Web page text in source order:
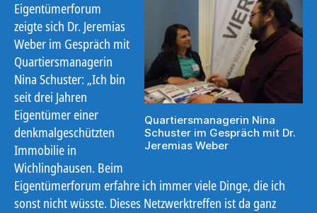
Quartiersmanagerin Nina
Schuster im Gespräch mit Dr.
Jeremias Weber
Eigentümerforum
zeigte sich Dr. Jeremias
Weber im Gespräch mit
Quartiersmanagerin
Nina Schuster: „Ich bin
seit drei Jahren
Eigentümer einer
denkmalgeschützten
Immobilie in
Wichlinghausen. Beim
Eigentümerforum erfahre ich immer viele Dinge, die ich
sonst nicht wüsste. Dieses Netzwerktreffen ist da ganz